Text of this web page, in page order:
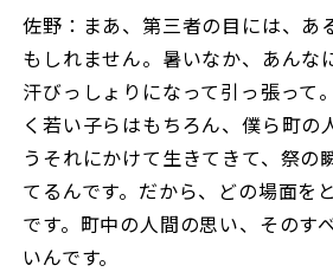
佐野：まあ、第三者の目には、あ
もしれません。暑いなか、あんな
汗びっしょりになって引っ張って
く若い子らはもちろん、僕ら町の
うそれにかけて生きてきて、祭の
てるんです。だから、どの場面を
です。町中の人間の思い、そのす
いんです。